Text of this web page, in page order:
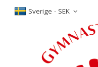
Sverige - SEK